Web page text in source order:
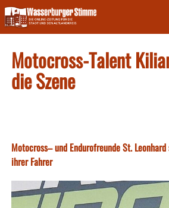
Skip
to
content
Motocross-Talent
die Szene
Motocross– und Endurofreunde St.
ihrer Fahrer